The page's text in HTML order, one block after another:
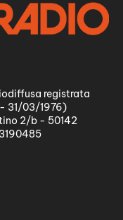
registrata
- 31/03/1976)
2/b - 50142